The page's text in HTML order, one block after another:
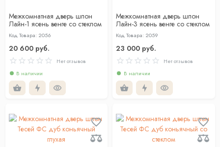
Межкомнатная дверь шпон
Лайн-1 ясень венге со стеклом
Код Товара: 2056
20 600 руб.
Нет отзывов
В наличии
Межкомнатная дверь шпон
Лайн-3 ясень венге со стеклом
Код Товара: 2059
23 000 руб.
Нет отзывов
В наличии